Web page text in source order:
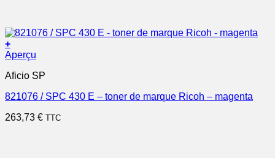
+
Aperçu
Aficio SP
821076 / SPC 430 E – toner de marque Ricoh – magenta
263,73 € TTC